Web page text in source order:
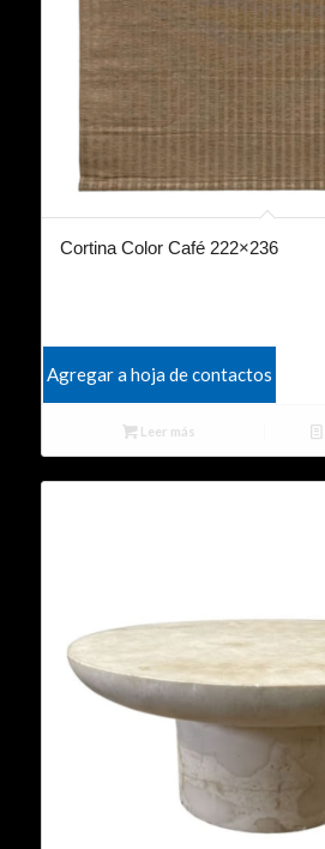
Cortina Color Café 222×236
Agregar a hoja de contactos
Leer más